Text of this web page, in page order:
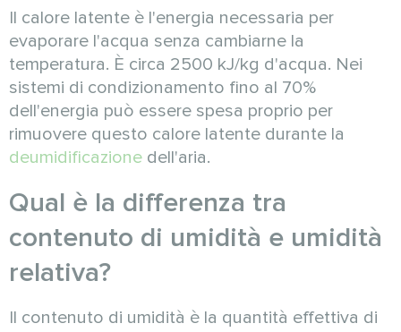
Il calore latente è l'energia necessaria per
evaporare l'acqua senza cambiarne la
temperatura. È circa 2500 kJ/kg d'acqua. Nei
sistemi di condizionamento fino al 70%
dell'energia può essere spesa proprio per
rimuovere questo calore latente durante la
deumidificazione dell'aria.
Qual è la differenza tra
contenuto di umidità e umidità
relativa?
Il contenuto di umidità è la quantità effettiva di